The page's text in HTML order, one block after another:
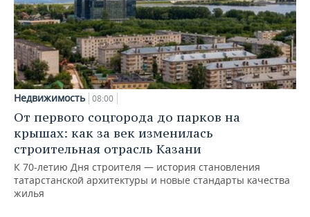
Недвижимость 08:00
От первого соцгорода до парков на
крышах: как за век изменилась
строительная отрасль Казани
К 70-летию Дня строителя — история становления
татарстанской архитектуры и новые стандарты качества
жилья